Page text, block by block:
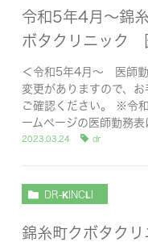
令和5年4月～錦
ボタクリニック
＜令和5年4月～ 医師勤
変更がありますので、
ご確認ください。 ※令
ームページの医師勤務
2023.03.24 dr
DR-KINCLI
錦糸町クボタク